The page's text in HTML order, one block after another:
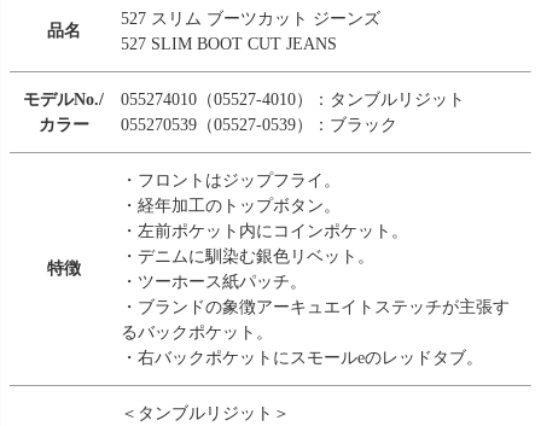
品名
527 スリム ブーツカット ジーンズ
527 SLIM BOOT CUT JEANS
モデルNo./
カラー
055274010（05527-4010）：タンブルリジット
055270539（05527-0539）：ブラック
特徴
・フロントはジップフライ。
・経年加工のトップボタン。
・左前ポケット内にコインポケット。
・デニムに馴染む銀色リベット。
・ツーホース紙パッチ。
・ブランドの象徴アーキュエイトステッチが主張す
るバックポケット。
・右バックポケットにスモールeのレッドタブ。
＜タンブルリジット＞